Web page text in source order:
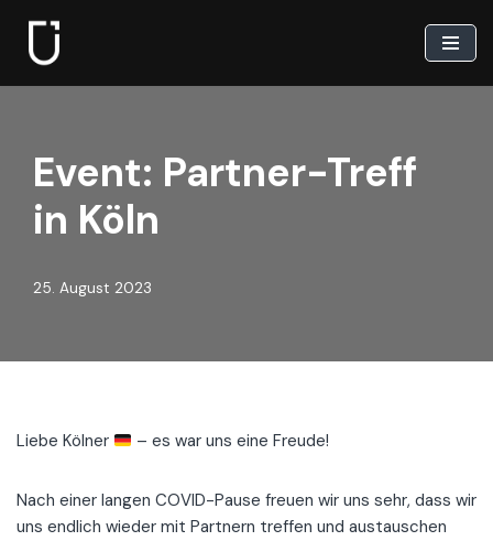
Zum
Inhalt
Event: Partner-Treff
in Köln
25. August 2023
Liebe Kölner – es war uns eine Freude!
Nach einer langen COVID-Pause freuen wir uns sehr, dass wir
uns endlich wieder mit Partnern treffen und austauschen